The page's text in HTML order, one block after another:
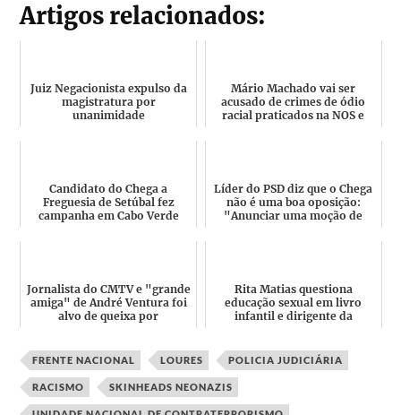
Artigos relacionados:
Juiz Negacionista expulso da
magistratura por
unanimidade
Mário Machado vai ser
acusado de crimes de ódio
racial praticados na NOS e
Candidato do Chega a
Freguesia de Setúbal fez
campanha em Cabo Verde
Líder do PSD diz que o Chega
não é uma boa oposição:
"Anunciar uma moção de
Jornalista do CMTV e "grande
amiga" de André Ventura foi
alvo de queixa por
Rita Matias questiona
educação sexual em livro
infantil e dirigente da
FRENTE NACIONAL LOURES POLICIA JUDICIÁRIA
RACISMO SKINHEADS NEONAZIS